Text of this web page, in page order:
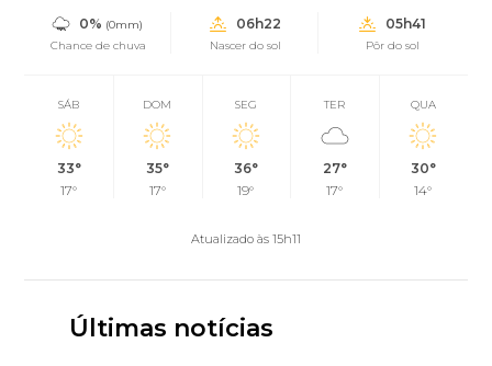
0% (0mm)
Chance de chuva
06h22
Nascer do sol
05h41
Pôr do sol
SÁB
33°
17°
DOM
35°
17°
SEG
36°
19°
TER
27°
17°
QUA
30°
14°
Atualizado às 15h11
Últimas notícias